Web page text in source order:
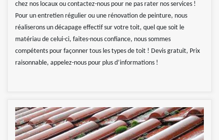
chez nos locaux ou contactez-nous pour ne pas rater nos services !
Pour un entretien régulier ou une rénovation de peinture, nous
réaliserons un décapage effectif sur votre toit, quel que soit le
matériau de celui-ci, faites-nous confiance, nous sommes
compétents pour façonner tous les types de toit ! Devis gratuit, Prix
raisonnable, appelez-nous pour plus d’informations !